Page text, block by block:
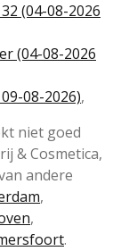
(04-08-2026
(04-08-2026
08-2026),
niet goed
& Cosmetica,
andere
,
,
.